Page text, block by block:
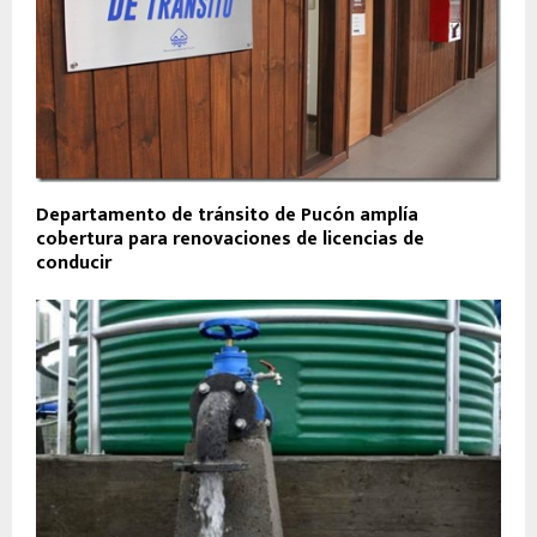
Departamento de tránsito de Pucón amplía
cobertura para renovaciones de licencias de
conducir